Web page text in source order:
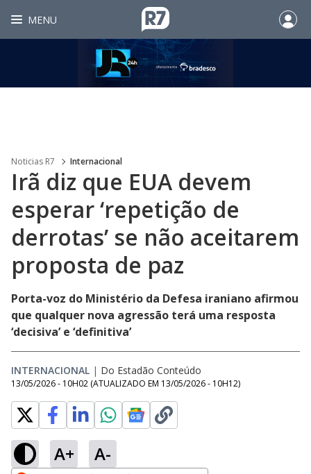
MENU
Noticias R7 Internacional
Irã diz que EUA devem
esperar ‘repetição de
derrotas’ se não aceitarem
proposta de paz
Porta-voz do Ministério da Defesa iraniano afirmou
que qualquer nova agressão terá uma resposta
‘decisiva’ e ‘definitiva’
INTERNACIONAL | Do Estadão Conteúdo
13/05/2026 - 10H02 (ATUALIZADO EM 13/05/2026 - 10H12)
A+ A-